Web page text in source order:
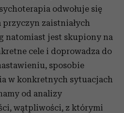
odwołuje się
przyczyn zaistniałych
natomiast jest skupiony na
cele i doprowadza do
sposobie
w konkretnych sytuacjach
od analizy
wątpliwości, z którymi